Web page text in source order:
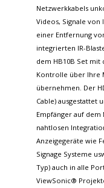
Netzwerkkabels
Videos, Signale von
einer Entfernung
integrierten IR-
dem HB10B Set
Kontrolle über Ihre
übernehmen. Der
Cable) ausgestattet
Empfänger auf
nahtlosen
Anzeigegeräte wie
Signage Systeme
Typ) auch in alle
ViewSonic®